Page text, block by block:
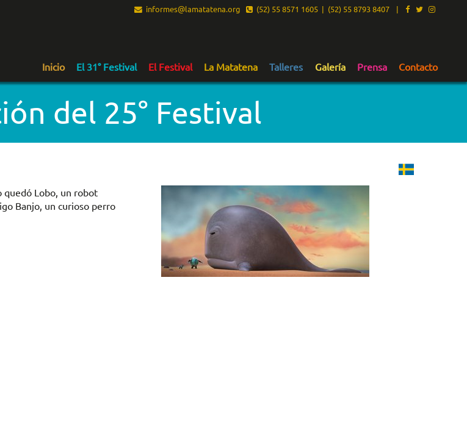
informes@lamatatena.org (52) 55 8571 1605 | (52) 55 8793 8407 |
Inicio El 31° Festival El Festival La Matatena Talleres Galería Prensa Contacto
del 25° Festival
quedó Lobo, un robot
Banjo, un curioso perro